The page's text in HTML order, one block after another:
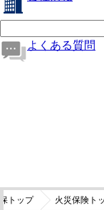
よくある質問
トップ 火災保険ト